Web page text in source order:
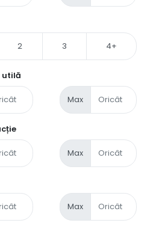
2 3 4+
utilă
Max
Max
Max